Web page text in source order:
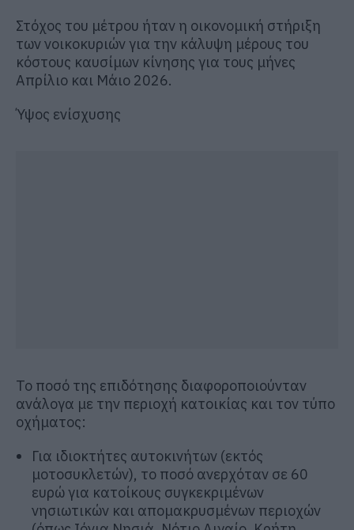
Στόχος του μέτρου ήταν η οικονομική στήριξη
των νοικοκυριών για την κάλυψη μέρους του
κόστους καυσίμων κίνησης για τους μήνες
Απρίλιο και Μάιο 2026.
Ύψος ενίσχυσης
Το ποσό της επιδότησης διαφοροποιούνταν
ανάλογα με την περιοχή κατοικίας και τον τύπο
οχήματος:
Για ιδιοκτήτες αυτοκινήτων (εκτός
μοτοσυκλετών), το ποσό ανερχόταν σε 60
ευρώ για κατοίκους συγκεκριμένων
νησιωτικών και απομακρυσμένων περιοχών